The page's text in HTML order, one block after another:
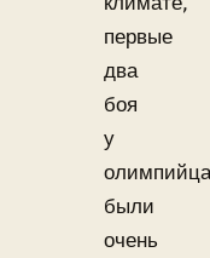
первые
два
боя
у
олимпийца
были
очень